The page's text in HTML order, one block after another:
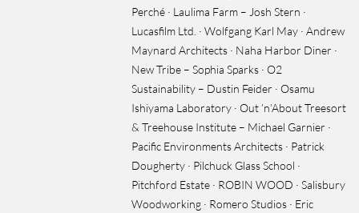
Perché · Laulima Farm – Josh Stern ·
Lucasfilm Ltd. · Wolfgang Karl May · Andrew
Maynard Architects · Naha Harbor Diner ·
New Tribe – Sophia Sparks · O2
Sustainability – Dustin Feider · Osamu
Ishiyama Laboratory · Out ’n’About Treesort
& Treehouse Institute – Michael Garnier ·
Pacific Environments Architects · Patrick
Dougherty · Pilchuck Glass School ·
Pitchford Estate · ROBIN WOOD · Salisbury
Woodworking · Romero Studios · Eric